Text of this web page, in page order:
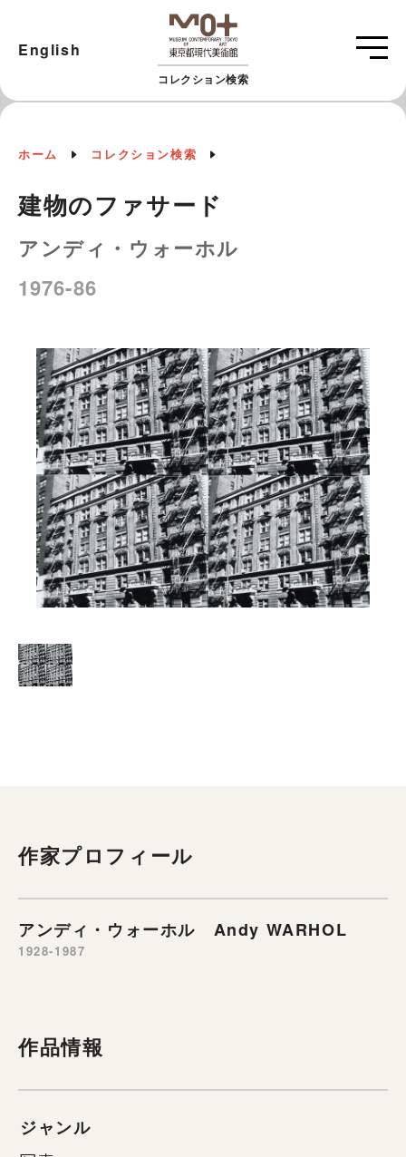
コレクション検索
English
ホーム コレクション検索
建物のファサード
アンディ・ウォーホル
1976-86
作家プロフィール
アンディ・ウォーホル Andy WARHOL
1928-1987
作品情報
ジャンル